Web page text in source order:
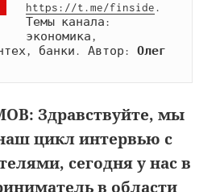
https://t.me/finside.
Темы канала:
экономика,
банки. Автор: Олег
Здравствуйте, мы
цикл интервью с
сегодня у нас в
в области